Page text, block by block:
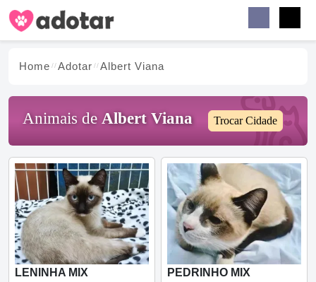
Home Adotar Albert Viana
Animais de Albert Viana Trocar Cidade
LENINHA MIX
PEDRINHO MIX